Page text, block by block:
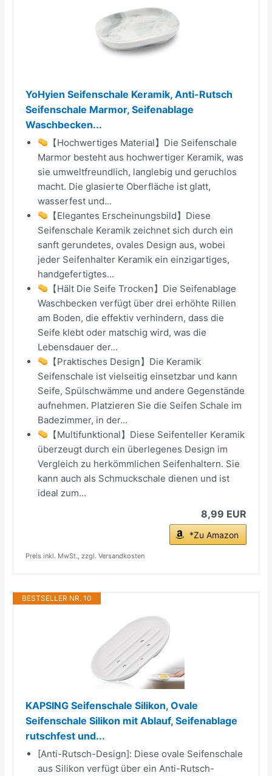
YoHyien Seifenschale Keramik, Anti-Rutsch
Seifenschale Marmor, Seifenablage
Waschbecken...
【Hochwertiges Material】Die Seifenschale
Marmor besteht aus hochwertiger Keramik, was
sie umweltfreundlich, langlebig und geruchlos
macht. Die glasierte Oberfläche ist glatt,
wasserfest und...
【Elegantes Erscheinungsbild】Diese
Seifenschale Keramik zeichnet sich durch ein
sanft gerundetes, ovales Design aus, wobei
jeder Seifenhalter Keramik ein einzigartiges,
handgefertigtes...
【Hält Die Seife Trocken】Die Seifenablage
Waschbecken verfügt über drei erhöhte Rillen
am Boden, die effektiv verhindern, dass die
Seife klebt oder matschig wird, was die
Lebensdauer der...
【Praktisches Design】Die Keramik
Seifenschale ist vielseitig einsetzbar und kann
Seife, Spülschwämme und andere Gegenstände
aufnehmen. Platzieren Sie die Seifen Schale im
Badezimmer, in der...
【Multifunktional】Diese Seifenteller Keramik
überzeugt durch ein überlegenes Design im
Vergleich zu herkömmlichen Seifenhaltern. Sie
kann auch als Schmuckschale dienen und ist
ideal zum...
8,99 EUR
*Zu Amazon
Preis inkl. MwSt., zzgl. Versandkosten
BESTSELLER NR. 10
KAPSING Seifenschale Silikon, Ovale
Seifenschale Silikon mit Ablauf, Seifenablage
rutschfest und...
[Anti-Rutsch-Design]: Diese ovale Seifenschale
aus Silikon verfügt über ein Anti-Rutsch-